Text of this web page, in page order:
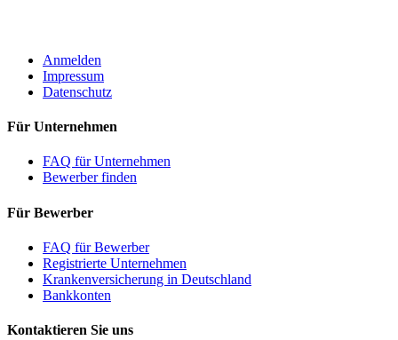
Anmelden
Impressum
Datenschutz
Für Unternehmen
FAQ für Unternehmen
Bewerber finden
Für Bewerber
FAQ für Bewerber
Registrierte Unternehmen
Krankenversicherung in Deutschland
Bankkonten
Kontaktieren Sie uns